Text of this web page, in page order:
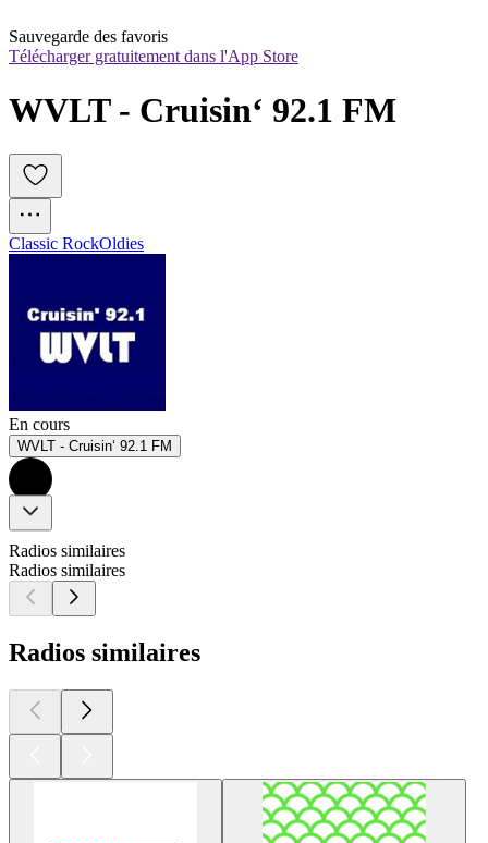
Sauvegarde des favoris
Télécharger gratuitement dans l'App Store
WVLT - Cruisin‘ 92.1 FM
Classic RockOldies
En cours
WVLT - Cruisin‘ 92.1 FM
Radios similaires
Radios similaires
Radios similaires